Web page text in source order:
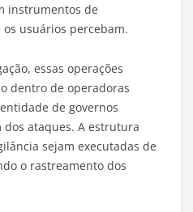
instrumentos de
usuários percebam.
essas operações
dentro de operadoras
de governos
ataques. A estrutura
sejam executadas de
o rastreamento dos